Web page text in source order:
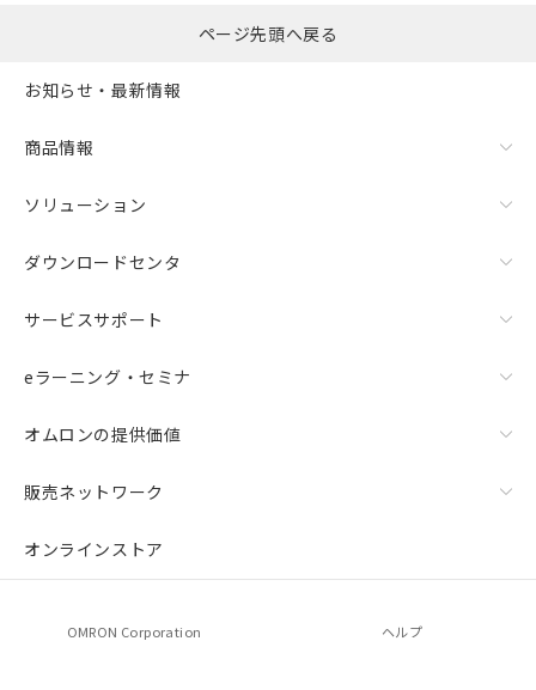
ページ先頭へ戻る
お知らせ・最新情報
商品情報
ソリューション
ダウンロードセンタ
サービスサポート
eラーニング・セミナ
オムロンの提供価値
販売ネットワーク
オンラインストア
OMRON Corporation ヘルプ
認ください)
空
受注生産機種、また在庫状況の
示しないようお願いします。
ビス）をご利用いただくには、I-Web
引・商談に必要な範囲で利用すること
※当社の共同利用者とは、
用者の範囲」に記載されている法人を